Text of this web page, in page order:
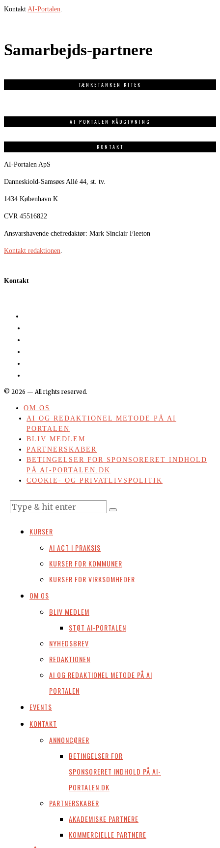
Kontakt AI-Portalen
Samarbejds-partnere
TÆNKETANKEN KITEK
AI PORTALEN RÅDGIVNING
KONTAKT
AI-Portalen ApS
Danneskiold-Samsøes Allé 44, st. tv.
1434 København K
CVR 45516822
Ansvarshavende chefredaktør: Mark Sinclair Fleeton
Kontakt redaktionen
Kontakt
© 2026 — All rights reserved.
OM OS
AI OG REDAKTIONEL METODE PÅ AI
PORTALEN
BLIV MEDLEM
PARTNERSKABER
BETINGELSER FOR SPONSORERET INDHOLD
PÅ AI-PORTALEN.DK
COOKIE- OG PRIVATLIVSPOLITIK
KURSER
AI ACT I PRAKSIS
KURSER FOR KOMMUNER
KURSER FOR VIRKSOMHEDER
OM OS
BLIV MEDLEM
STØT AI-PORTALEN
NYHEDSBREV
REDAKTIONEN
AI OG REDAKTIONEL METODE PÅ AI
PORTALEN
EVENTS
KONTAKT
ANNONCØRER
BETINGELSER FOR
SPONSORERET INDHOLD PÅ AI-
PORTALEN.DK
PARTNERSKABER
AKADEMISKE PARTNERE
KOMMERCIELLE PARTNERE